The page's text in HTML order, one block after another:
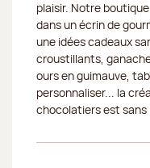
plaisir. Notre
dans un écrin de
une idées cadeaux
croustillants,
ours en guimauve,
personnaliser... la
chocolatiers est sans